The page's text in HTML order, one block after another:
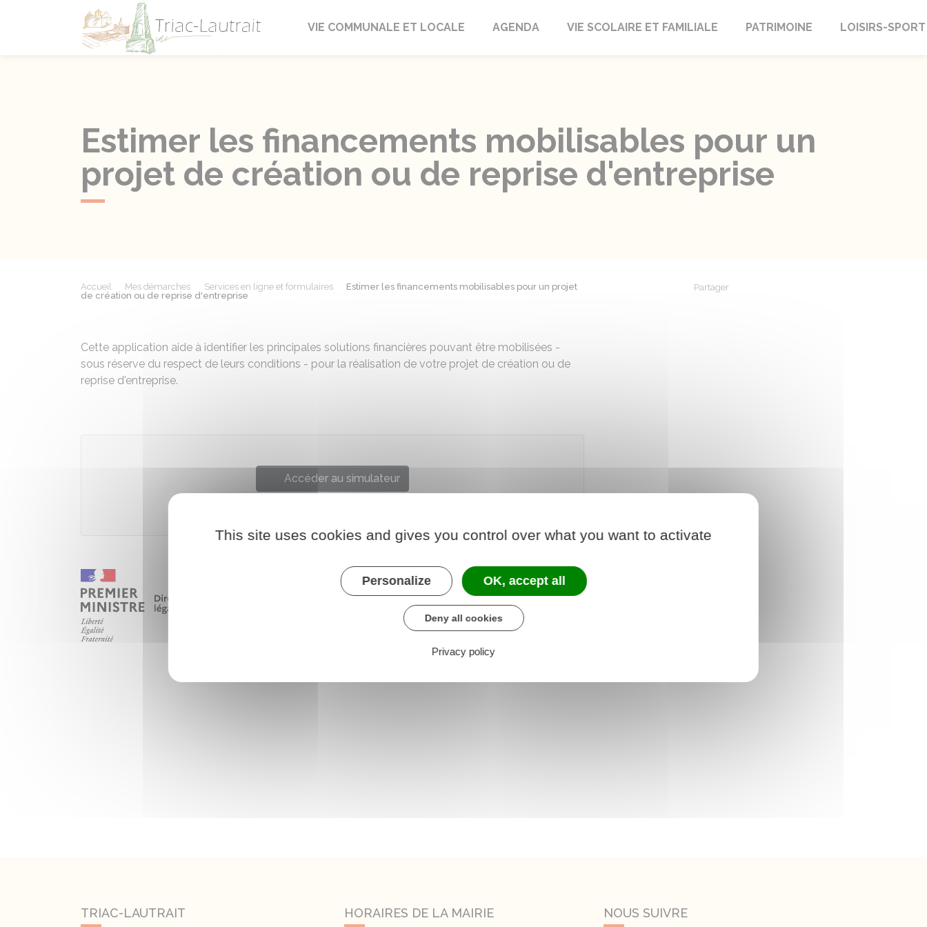
Triac-Lautrait
VIE COMMUNALE ET LOCALE AGENDA VIE SCOLAIRE ET FAMILIALE PATRIMOINE LOISIRS-SPORT
Estimer les financements mobilisables pour un
projet de création ou de reprise d'entreprise
Accueil Mes démarches Services en ligne et formulaires
Estimer les financements mobilisables pour un projet
de création ou de reprise d'entreprise
Partager
Cette application aide à identifier les principales solutions financières pouvant être mobilisées -
sous réserve du respect de leurs conditions - pour la réalisation de votre projet de création ou de
reprise d'entreprise.
Accéder au simulateur
TRIAC-LAUTRAIT HORAIRES DE LA MAIRIE NOUS SUIVRE
This site uses cookies and gives you control over what you want to activate
Personalize OK, accept all
Deny all cookies
Privacy policy